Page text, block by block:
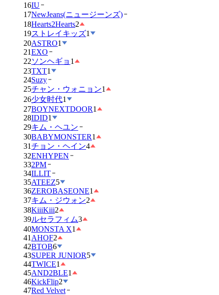
16IU
17NewJeans(ニュージーンズ)
18Hearts2Hearts2
19ストレイキッズ1
20ASTRO1
21EXO
22ソンヘギョ 1
23TXT1
24Suzy
25チャン・ウォニョン1
26少女时代1
27BOYNEXTDOOR1
28IDID1
29キム・ヘユン
30BABYMONSTER1
31チョン・ヘイン4
32ENHYPEN
332PM
34ILLIT
35ATEEZ5
36ZEROBASEONE1
37キム・ジウォン2
38KiiiKiii2
39ルセラフィム3
40MONSTA X1
41 AHOF2
42BTOB6
43SUPER JUNIOR5
44TWICE1
45AND2BLE1
46KickFlip2
47Red Velvet